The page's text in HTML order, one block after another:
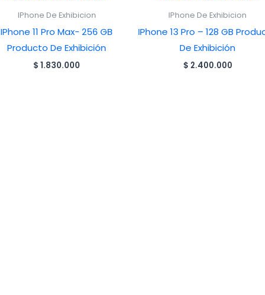
IPhone De Exhibicion
IPhone 11 Pro Max- 256 GB
Producto De Exhibición
$ 1.830.000
IPhone De Exhibicion
IPhone 13 Pro – 128 GB
De Exhibición
$ 2.400.000